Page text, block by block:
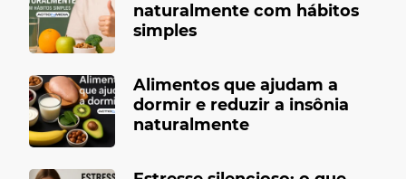
naturalmente com hábitos
simples
Alimentos que ajudam a
dormir e reduzir a insônia
naturalmente